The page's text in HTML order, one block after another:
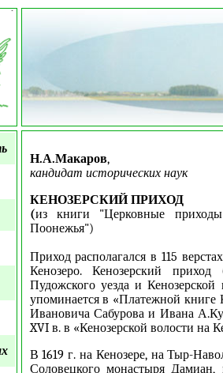
<
Н.А.Макаров,
кандидат исторических наук
КЕНОЗЕРСКИЙ ПРИХОД
(из книги "Церковные
Поонежья")
Приход располагался в 115
Кенозеро. Кенозерский
Пудожского уезда и Кенозерской
упоминается в «Платежной книге
Ивановича Сабурова и Ивана
XVI в. в «Кенозерской волости на
В 1619 г. на Кенозере, на Тыр-
Соловецкого монастыря